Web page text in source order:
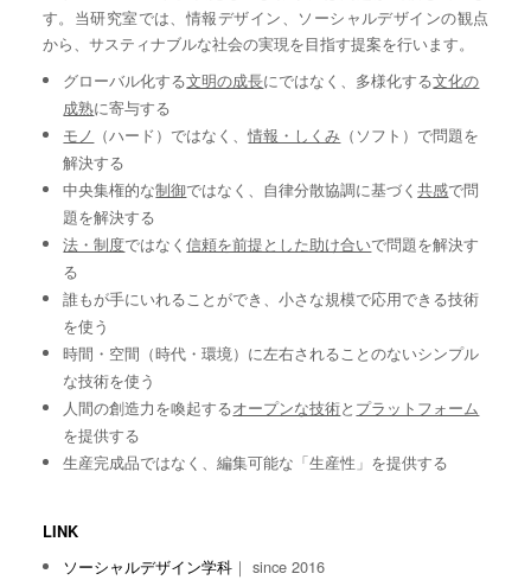
す。当研究室では、情報デザイン、ソーシャルデザインの観点
から、サスティナブルな社会の実現を目指す提案を行います。
グローバル化する文明の成長にではなく、多様化する文化の
成熟に寄与する
モノ （ハード）ではなく、情報・しくみ （ソフト）で問題を
解決する
中央集権的な制御ではなく、自律分散協調に基づく共感で問
題を解決する
法・制度ではなく信頼を前提とした助け合いで問題を解決す
る
誰もが手にいれることができ、小さな規模で応用できる技術
を使う
時間・空間（時代・環境）に左右されることのないシンプル
な技術を使う
人間の創造力を喚起するオープンな技術と プラットフォーム
を提供する
生産完成品ではなく、編集可能な「生産性」を提供する
LINK
ソーシャルデザイン学科 ｜ since 2016